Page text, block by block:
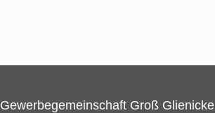
Gewerbegemeinschaft Groß Glienicke